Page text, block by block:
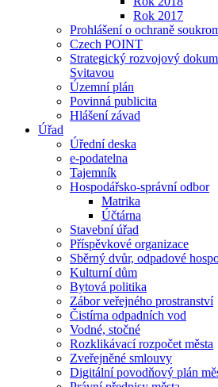
Rok 2017
Prohlášení o ochraně
Czech POINT
Strategický rozvojový
Svitavou
Územní plán
Povinná publicita
Hlášení závad
Úřad
Úřední deska
e-podatelna
Tajemník
Hospodářsko-správní odbor
Matrika
Účtárna
Stavební úřad
Příspěvkové organizace
Sběrný dvůr, odpadové
Kulturní dům
Bytová politika
Zábor veřejného prostranství
Čistírna odpadních vod
Vodné, stočné
Rozklikávací rozpočet města
Zveřejněné smlouvy
Digitální povodňový plán